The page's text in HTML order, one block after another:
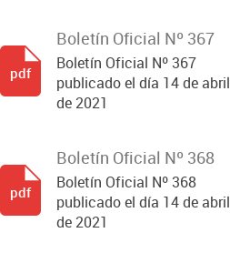
Boletín Oficial Nº 367
Boletín Oficial Nº 367
publicado el día 14 de abril
de 2021
pdf
Boletín Oficial Nº 368
Boletín Oficial Nº 368
publicado el día 14 de abril
de 2021
pdf